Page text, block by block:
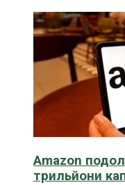
Amazon
трильйони